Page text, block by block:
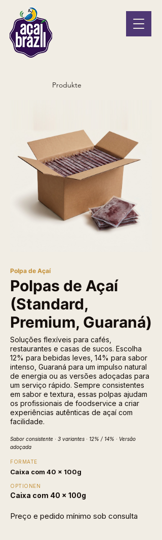
Produkte
Polpa de Açaí
Polpas de Açaí
(Standard,
Premium, Guaraná)
Soluções flexíveis para cafés,
restaurantes e casas de sucos. Escolha
12% para bebidas leves, 14% para sabor
intenso, Guaraná para um impulso natural
de energia ou as versões adoçadas para
um serviço rápido. Sempre consistentes
em sabor e textura, essas polpas ajudam
os profissionais de foodservice a criar
experiências autênticas de açaí com
facilidade.
Sabor consistente · 3 variantes · 12% / 14% · Versão
adoçada
FORMATE
Caixa com 40 × 100g
OPTIONEN
Caixa com 40 × 100g
Preço e pedido mínimo sob consulta